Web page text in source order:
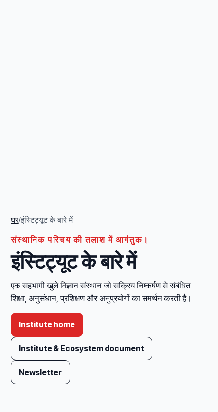
घर/इंस्टिट्यूट के बारे में
संस्थानिक परिचय की तलाश में आगंतुक।
इंस्टिट्यूट के बारे में
एक सहभागी खुले विज्ञान संस्थान जो सक्रिय निष्कर्षण से संबंधित
शिक्षा, अनुसंधान, प्रशिक्षण और अनुप्रयोगों का समर्थन करती है।
Institute home
Institute & Ecosystem document
Newsletter